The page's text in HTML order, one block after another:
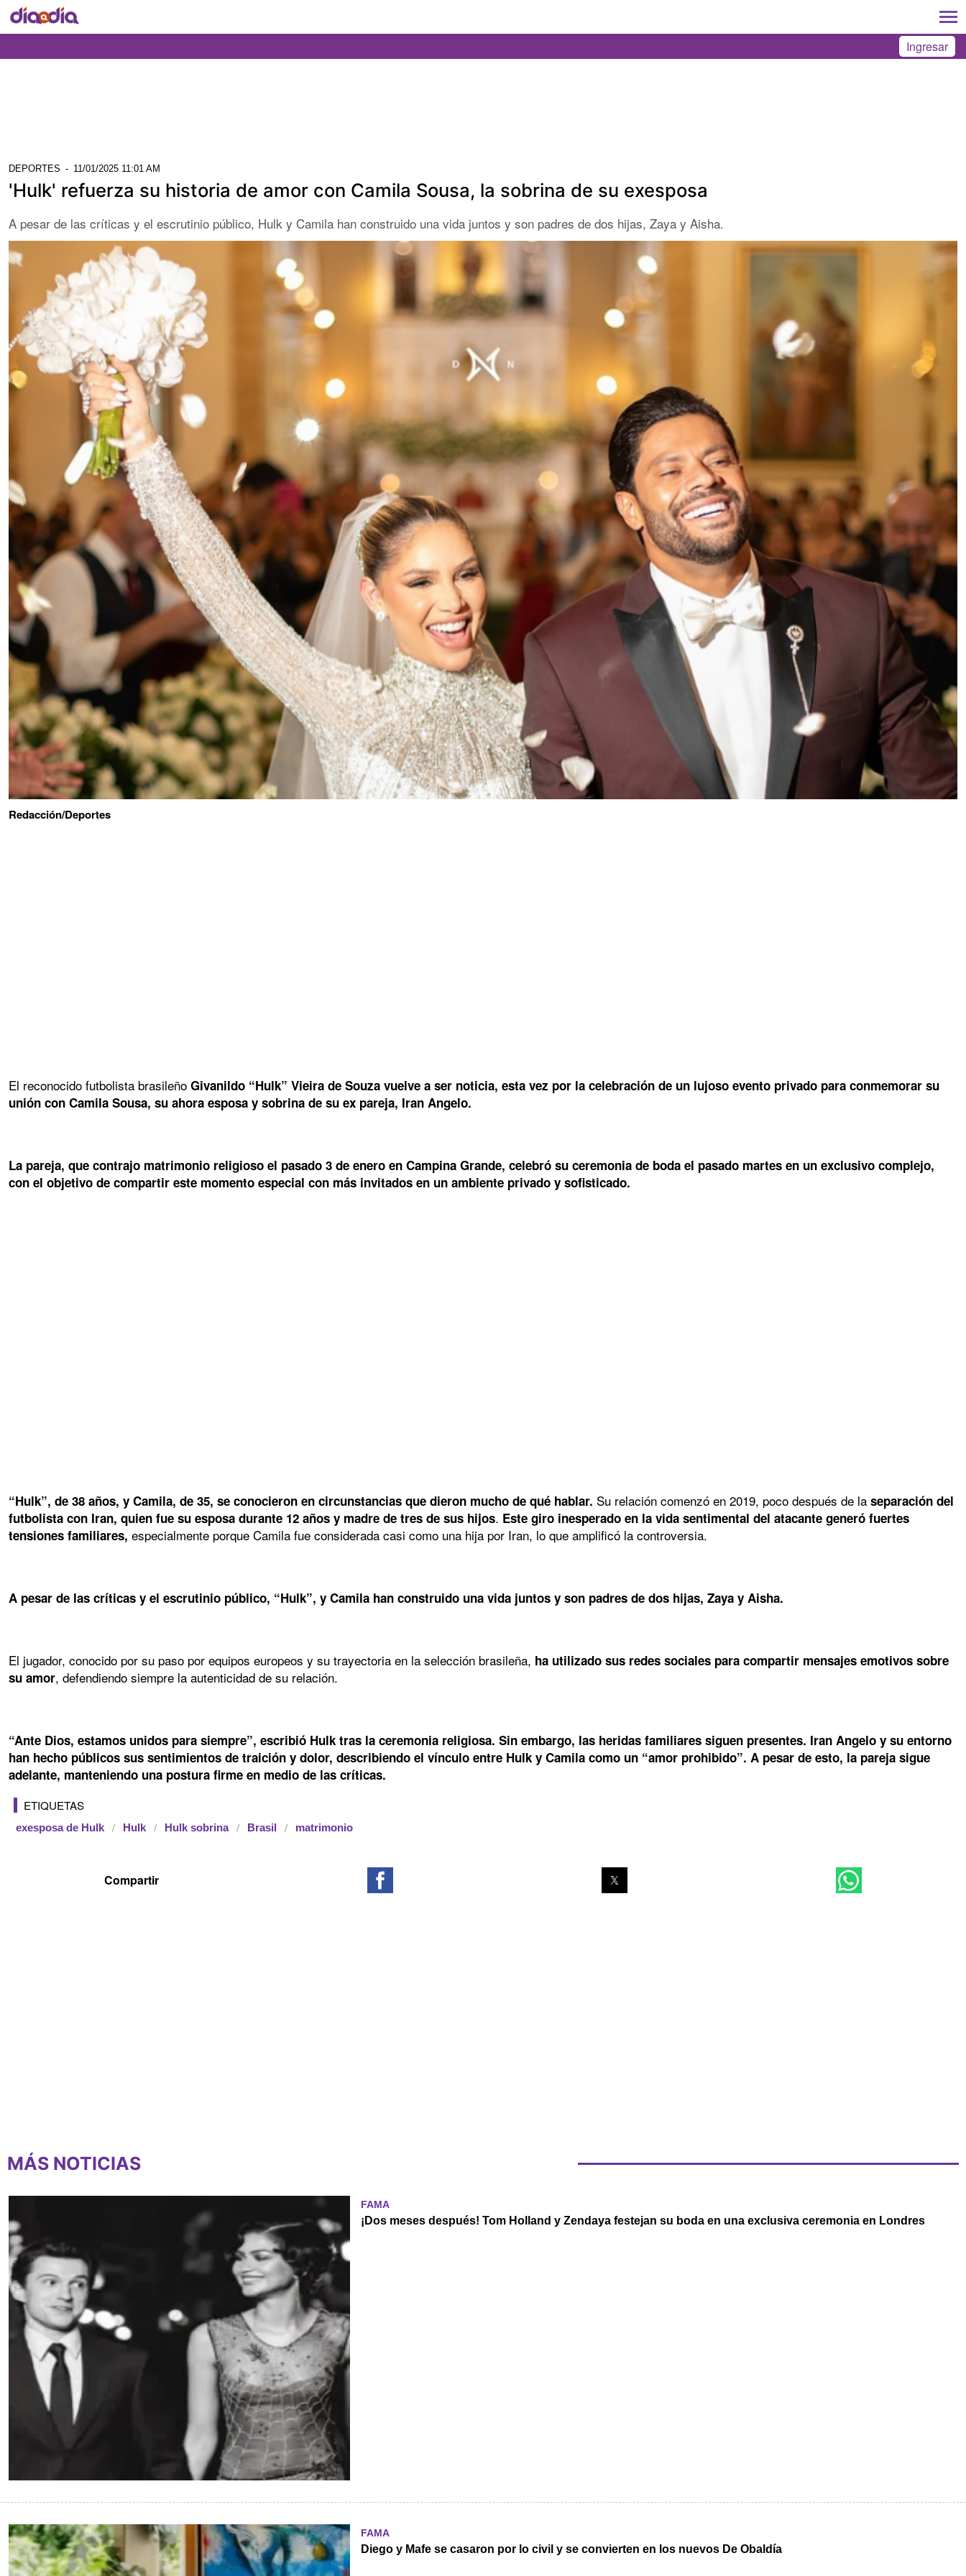
Ingresar
DEPORTES - 11/01/2025 11:01 AM
'Hulk' refuerza su historia de amor con Camila Sousa, la sobrina de su exesposa
A pesar de las críticas y el escrutinio público, Hulk y Camila han construido una vida juntos y son padres de dos hijas, Zaya y Aisha.
Redacción/Deportes
El reconocido futbolista brasileño Givanildo “Hulk” Vieira de Souza vuelve a ser noticia, esta vez por la celebración de un lujoso evento privado para conmemorar su
unión con Camila Sousa, su ahora esposa y sobrina de su ex pareja, Iran Angelo.
La pareja, que contrajo matrimonio religioso el pasado 3 de enero en Campina Grande, celebró su ceremonia de boda el pasado martes en un exclusivo complejo,
con el objetivo de compartir este momento especial con más invitados en un ambiente privado y sofisticado.
“Hulk”, de 38 años, y Camila, de 35, se conocieron en circunstancias que dieron mucho de qué hablar. Su relación comenzó en 2019, poco después de la separación del
futbolista con Iran, quien fue su esposa durante 12 años y madre de tres de sus hijos. Este giro inesperado en la vida sentimental del atacante generó fuertes
tensiones familiares, especialmente porque Camila fue considerada casi como una hija por Iran, lo que amplificó la controversia.
A pesar de las críticas y el escrutinio público, “Hulk”, y Camila han construido una vida juntos y son padres de dos hijas, Zaya y Aisha.
El jugador, conocido por su paso por equipos europeos y su trayectoria en la selección brasileña, ha utilizado sus redes sociales para compartir mensajes emotivos sobre
su amor, defendiendo siempre la autenticidad de su relación.
“Ante Dios, estamos unidos para siempre”, escribió Hulk tras la ceremonia religiosa. Sin embargo, las heridas familiares siguen presentes. Iran Angelo y su entorno
han hecho públicos sus sentimientos de traición y dolor, describiendo el vínculo entre Hulk y Camila como un “amor prohibido”. A pesar de esto, la pareja sigue
adelante, manteniendo una postura firme en medio de las críticas.
ETIQUETAS
exesposa de Hulk Hulk Hulk sobrina Brasil matrimonio
MÁS NOTICIAS
FAMA
¡Dos meses después! Tom Holland y Zendaya festejan su boda en una exclusiva ceremonia en Londres
FAMA
Diego y Mafe se casaron por lo civil y se convierten en los nuevos De Obaldía